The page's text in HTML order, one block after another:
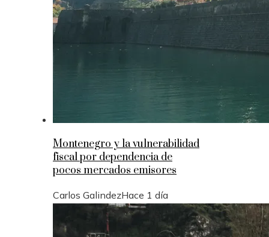
Montenegro y la vulnerabilidad
fiscal por dependencia de
pocos mercados emisores
Carlos GalindezHace 1 día